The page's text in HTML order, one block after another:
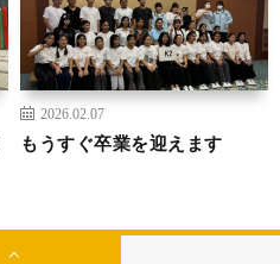
2026.02.07
もうすぐ卒業を迎えます